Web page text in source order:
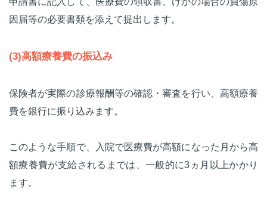
因届等の必要書類を添えて提出します。
(3)高額療養費の振込み
保険者が実際の診療報酬等の確認・審査を行い、高額療養
費を銀行に振り込みます。
このような手順で、入院で医療費が高額になった月から高
額療養費が支給されるまでは、一般的に3ヵ月以上かかり
ます。